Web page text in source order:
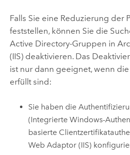
Falls Sie eine Reduzierung der
feststellen, können Sie die
Active Directory-Gruppen in
(IIS)deaktivieren. Das
ist nur dann geeignet, wenn
erfüllt sind:
Sie haben die
(Integrierte Windows-
basierte
Web Adaptor (IIS)